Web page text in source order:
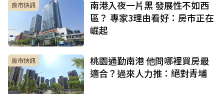
房市快訊
南港入夜一片黑 發展性不如西
區？ 專家3理由看好：房市正在
崛起
房市快訊
桃園通勤南港 他問哪裡買房最
適合？過來人力推：絕對青埔